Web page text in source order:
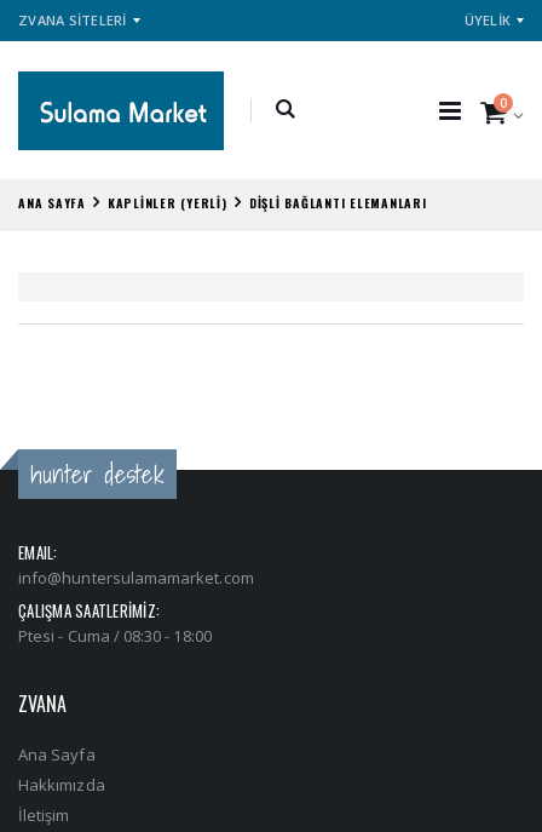
ZVANA SİTELERİ ÜYELİK
0
ANA SAYFA KAPLİNLER (YERLİ) DİŞLİ BAĞLANTI ELEMANLARI
hunter destek
EMAIL:
info@huntersulamamarket.com
ÇALIŞMA SAATLERİMİZ:
Ptesi - Cuma / 08:30 - 18:00
ZVANA
Ana Sayfa
Hakkımızda
İletişim